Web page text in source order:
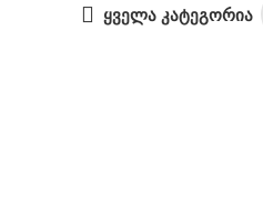
ᲧᲕᲔᲚᲐ ᲙᲐᲢᲔᲒᲝᲠᲘᲐ